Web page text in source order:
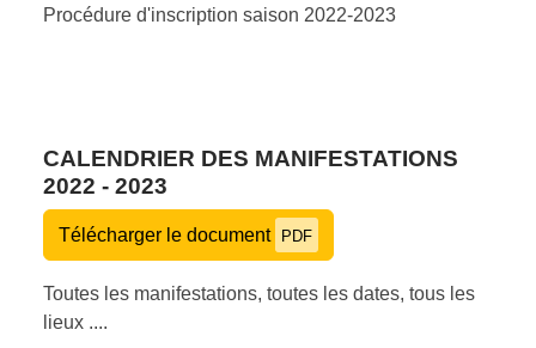
Procédure d'inscription saison 2022-2023
CALENDRIER DES MANIFESTATIONS
2022 - 2023
Télécharger le document PDF
Toutes les manifestations, toutes les dates, tous les
lieux ....